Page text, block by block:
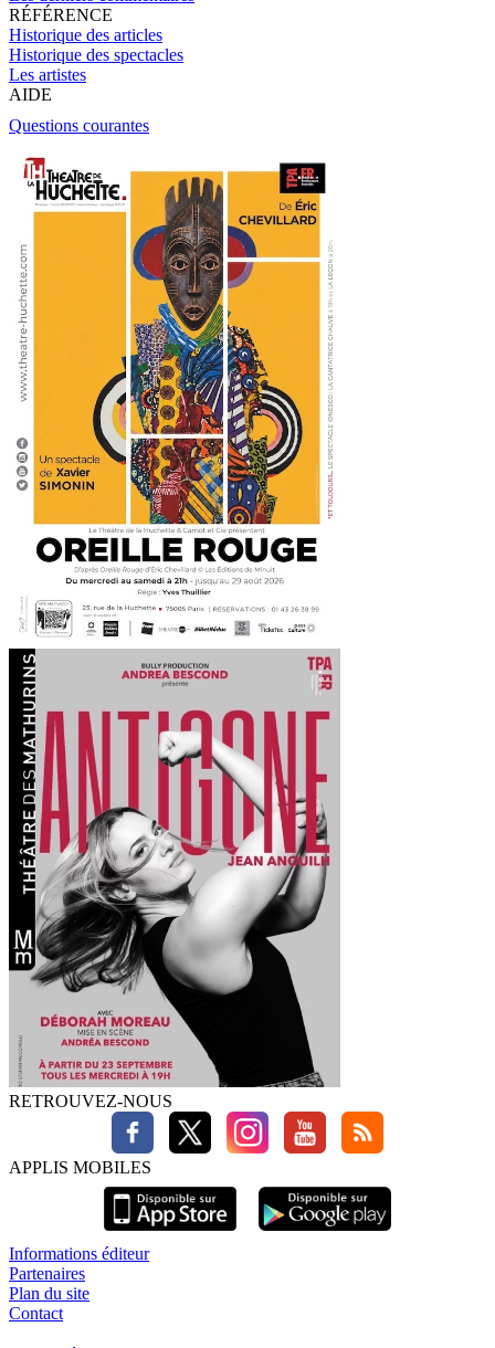
RÉFÉRENCE
Historique des articles
Historique des spectacles
Les artistes
AIDE
Questions courantes
RETROUVEZ-NOUS
APPLIS MOBILES
Informations éditeur
Partenaires
Plan du site
Contact